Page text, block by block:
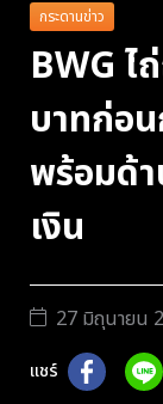
กระดานข่าว
BWG ไ
บาทก่อ
พร้อมด้
เงิน
27 มิถุนายน
แชร์